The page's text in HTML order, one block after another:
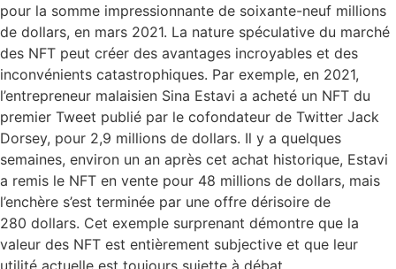
pour la somme impressionnante de soixante-neuf millions
de dollars, en mars 2021. La nature spéculative du marché
des NFT peut créer des avantages incroyables et des
inconvénients catastrophiques. Par exemple, en 2021,
l’entrepreneur malaisien Sina Estavi a acheté un NFT du
premier Tweet publié par le cofondateur de Twitter Jack
Dorsey, pour 2,9 millions de dollars. Il y a quelques
semaines, environ un an après cet achat historique, Estavi
a remis le NFT en vente pour 48 millions de dollars, mais
l’enchère s’est terminée par une offre dérisoire de
280 dollars. Cet exemple surprenant démontre que la
valeur des NFT est entièrement subjective et que leur